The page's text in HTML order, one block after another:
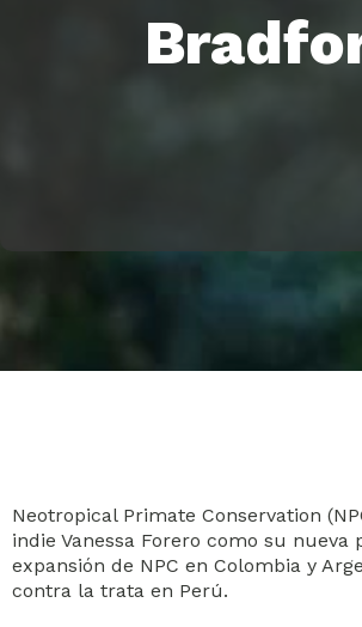
Neotropical Primate Conservation
indie Vanessa Forero como su
expansión de NPC en Colombia y
contra la trata en Perú.